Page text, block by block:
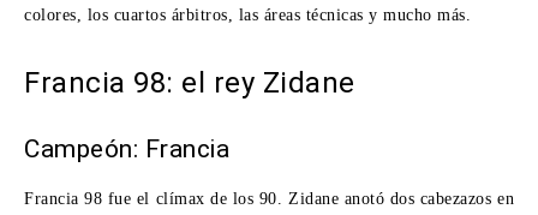
colores, los cuartos árbitros, las áreas técnicas y mucho más.
Francia 98: el rey Zidane
Campeón: Francia
Francia 98 fue el clímax de los 90. Zidane anotó dos cabezazos en